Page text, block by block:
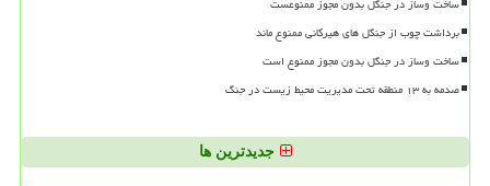
ساخت وساز در جنگل بدون مجوز ممنوعست
برداشت چوب از جنگل های هیرکانی ممنوع ماند
ساخت وساز در جنگل بدون مجوز ممنوع است
صدمه به ۱۳ منطقه تحت مدیریت محیط زیست در جنگ
جدیدترین ها